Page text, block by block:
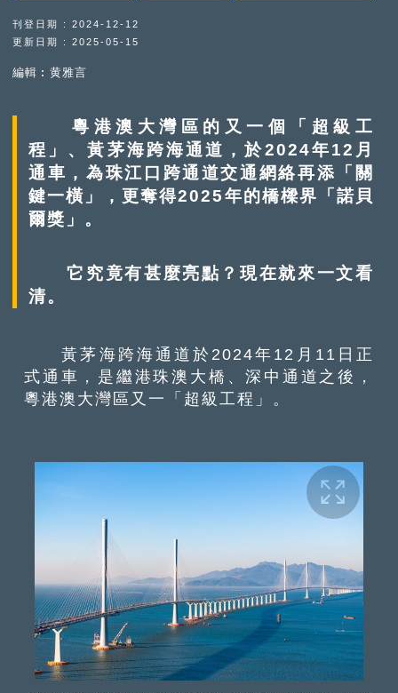
刊登日期 : 2024-12-12
更新日期 : 2025-05-15
編輯︰黄雅言
粵港澳大灣區的又一個「超級工
程」、黃茅海跨海通道，於2024年12月
通車，為珠江口跨通道交通網絡再添「關
鍵一橫」，更奪得2025年的橋樑界「諾貝
爾獎」。
它究竟有甚麼亮點？現在就來一文看
清。
黃茅海跨海通道於2024年12月11日正
式通車，是繼港珠澳大橋、深中通道之後，
粵港澳大灣區又一「超級工程」。